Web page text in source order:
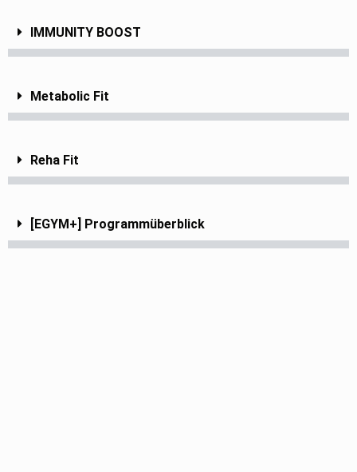
IMMUNITY BOOST
Metabolic Fit
Reha Fit
[EGYM+] Programmüberblick